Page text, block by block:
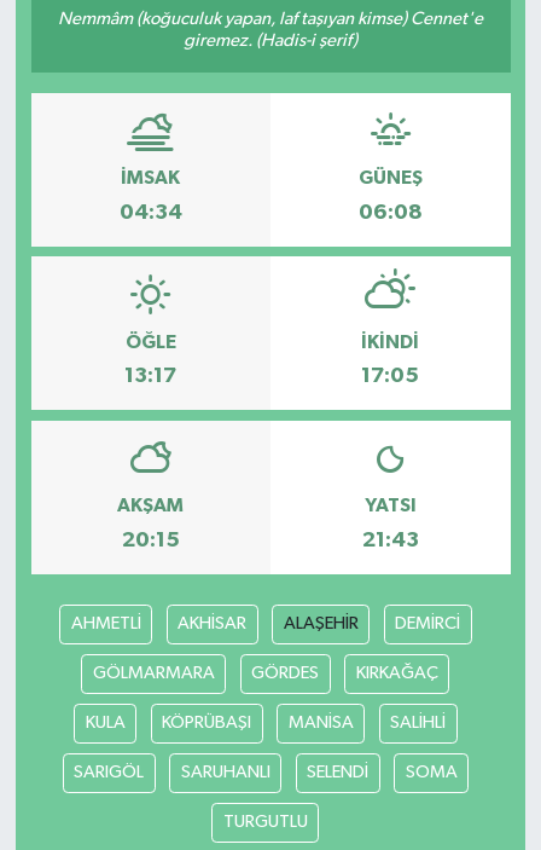
Nemmâm (koğuculuk yapan, laf taşıyan kimse) Cennet'e
giremez. (Hadis-i şerif)
İMSAK
04:34
GÜNEŞ
06:08
ÖĞLE
13:17
İKINDI
17:05
AKŞAM
20:15
YATSI
21:43
AHMETLİ AKHİSAR ALAŞEHİR DEMİRCİ
GÖLMARMARA GÖRDES KIRKAĞAÇ
KULA KÖPRÜBAŞI MANİSA SALİHLİ
SARIGÖL SARUHANLI SELENDİ SOMA
TURGUTLU
Resmi İlanlar